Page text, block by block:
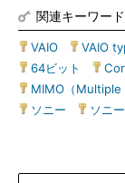
関連キーワード
VAIO VAIO
64ビット
MIMO（Multiple
ソニー
ソニ